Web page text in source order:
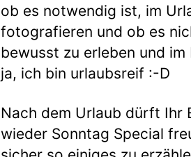
ob es notwendig ist, im
fotografieren und ob es
bewusst zu erleben und
ja, ich bin urlaubsreif :-D
Nach dem Urlaub dürft Ihr
wieder Sonntag Special